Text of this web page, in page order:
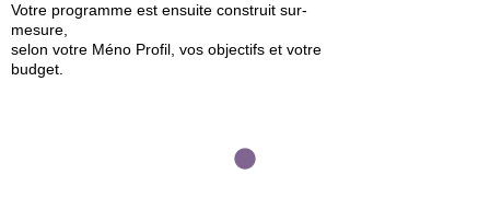
Votre programme est ensuite construit sur-
mesure,
selon votre Méno Profil, vos objectifs et votre
budget.